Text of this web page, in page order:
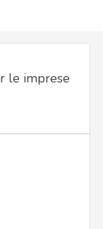
le imprese